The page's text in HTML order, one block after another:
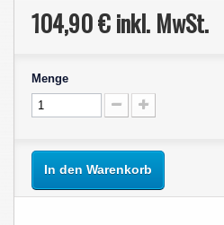
104,90 €inkl. MwSt.
Menge
In den Warenkorb